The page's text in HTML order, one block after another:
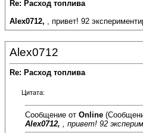
Re: Расход топлива
Alex0712, , привет! 92
Alex0712
Re: Расход топлива
Цитата:
Сообщение от Online
Alex0712, , привет! 92